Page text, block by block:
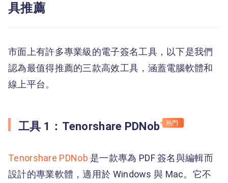
具推薦
市面上有許多專業級的電子簽名工具，以下是我們
認為最值得推薦的三款高效工具，涵蓋電腦軟體和
線上平台。
工具 1：Tenorshare PDNob 熱門
Tenorshare PDNob 是一款專為 PDF 簽名與編輯而
設計的專業軟體，適用於 Windows 與 Mac。它不